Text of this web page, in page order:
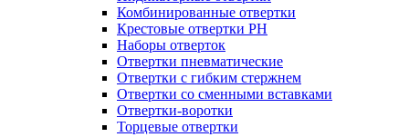
Комбинированные отвертки
Крестовые отвертки PH
Наборы отверток
Отвертки пневматические
Отвертки с гибким стержнем
Отвертки со сменными вставками
Отвертки-воротки
Торцевые отвертки